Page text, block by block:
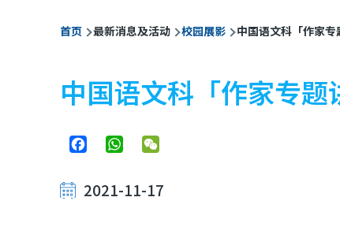
面
包
屑
首页 最新消息及活动 校园展影 中国语文科「作家专
中国语文科「作家专
FacebookWhatsApp
2021-11-17